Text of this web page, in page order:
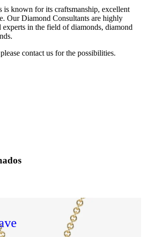
is known for its craftsmanship, excellent
Our Diamond Consultants are highly
experts in the field of diamonds, diamond
contact us for the possibilities.